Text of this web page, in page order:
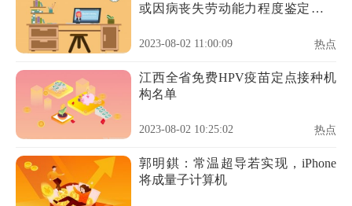
或因病丧失劳动能力程度鉴定工作
2023-08-02 11:00:09 热点
江西全省免费HPV疫苗定点接种机
构名单
2023-08-02 10:25:02 热点
郭明錤：常温超导若实现，iPhone
将成量子计算机